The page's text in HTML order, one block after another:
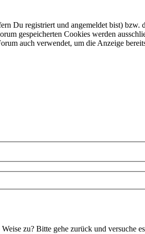
Du registriert und angemeldet bist)
gespeicherten Cookies werden
auch verwendet, um die Anzeige
zu? Bitte gehe zurück und versuche